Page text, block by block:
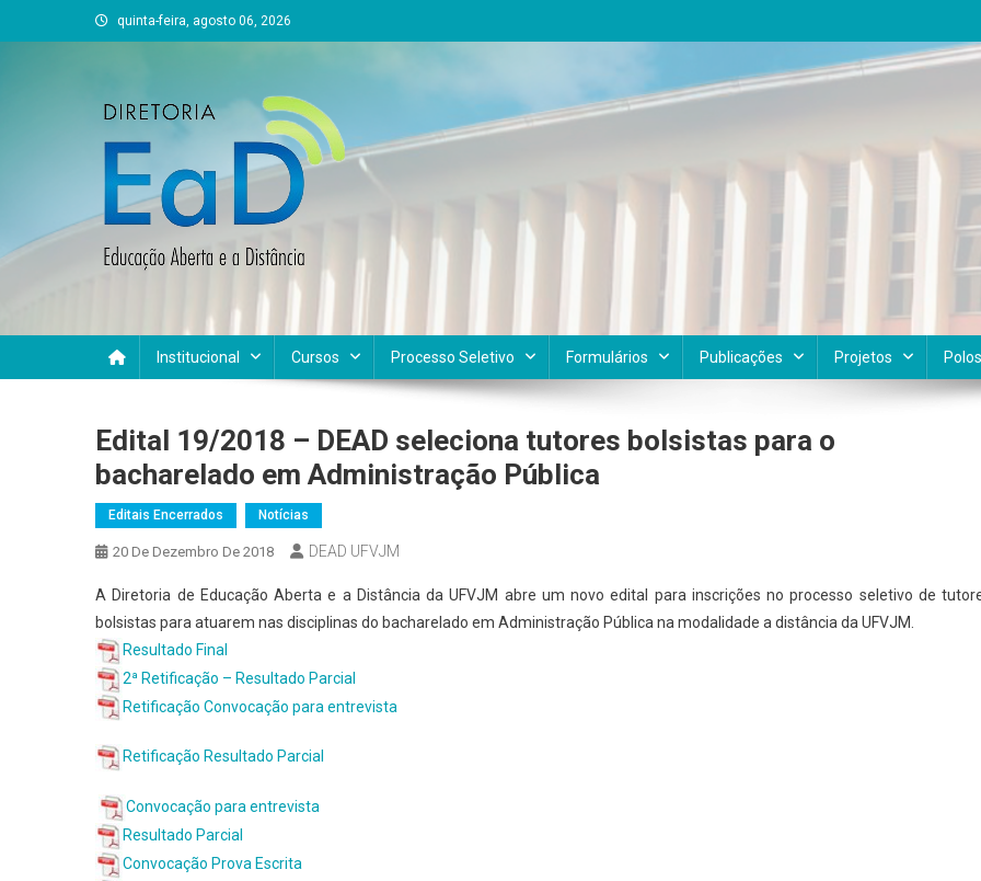
to
quinta-feira, agosto 06, 2026
DEAD UFVJM
Institucional Cursos Processo Seletivo Formulários Publicações Projetos Polos
Edital 19/2018 – DEAD seleciona tutores bolsistas para o
bacharelado em Administração Pública
Editais Encerrados Notícias
20 De Dezembro De 2018 DEAD UFVJM
A Diretoria de Educação Aberta e a Distância da UFVJM abre um novo edital para inscrições no processo seletivo de
bolsistas para atuarem nas disciplinas do bacharelado em Administração Pública na modalidade a distância da UFVJM.
Resultado Final
2ª Retificação – Resultado Parcial
Retificação Convocação para entrevista
Retificação Resultado Parcial
Convocação para entrevista
Resultado Parcial
Convocação Prova Escrita